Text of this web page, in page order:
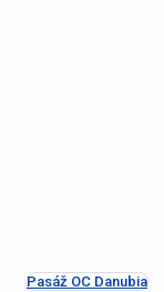
Pasáž OC Danubia